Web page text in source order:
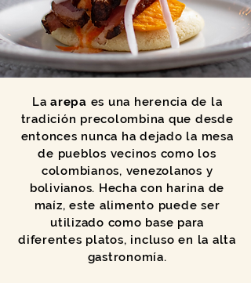
La arepa es una herencia de la
tradición precolombina que desde
entonces nunca ha dejado la mesa
de pueblos vecinos como los
colombianos, venezolanos y
bolivianos. Hecha con harina de
maíz, este alimento puede ser
utilizado como base para
diferentes platos, incluso en la alta
gastronomía.